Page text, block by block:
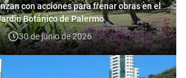
con acciones para frenar obras en el
Botánico de Palermo
30 de junio de 2026